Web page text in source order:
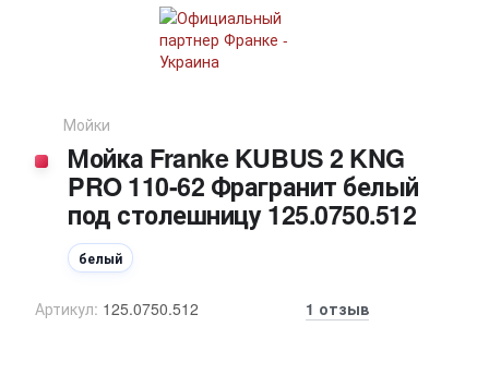
Мойки
Мойка Franke KUBUS 2 KNG
PRO 110-62 Фрагранит белый
под столешницу 125.0750.512
белый
Артикул: 125.0750.512 1 отзыв